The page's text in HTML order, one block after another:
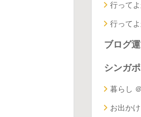
行ってよ
行ってよ
ブログ
シンガ
暮らし
お出か